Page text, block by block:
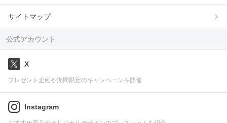
サイトマップ
公式アカウント
X
プレゼント企画や期間限定のキャンペーンを開催
Instagram